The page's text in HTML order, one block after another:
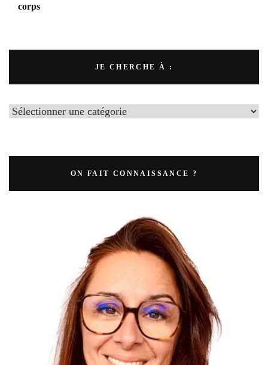
corps
JE CHERCHE À :
Je
ON FAIT CONNAISSANCE ?